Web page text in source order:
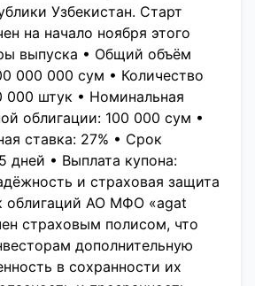
Узбекистан. Старт
на начало ноября этого
выпуска • Общий объём
000 000 сум • Количество
000 штук • Номинальная
облигации: 100 000 сум •
ставка: 27% • Срок
дней • Выплата купона:
и страховая защита
облигаций АО МФО «agat
страховым полисом, что
дополнительную
в сохранности их